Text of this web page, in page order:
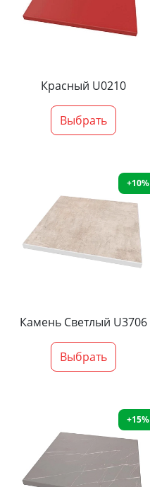
Красный U0210
Выбрать
+10%
Камень Светлый U3706
Выбрать
+15%